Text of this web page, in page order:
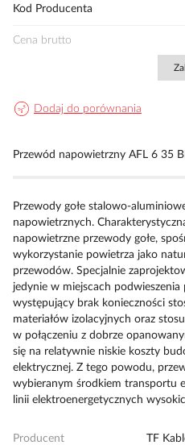
Kod Producenta
Cena brutto
Dodaj do porównania
Przewód napowietrzny AFL 6 35
Przewody gołe stalowo-
napowietrznych.
napowietrzne przewody gołe,
wykorzystanie powietrza jako
przewodów. Specjalnie
jedynie w miejscach
występujący brak konieczności
materiałów izolacyjnych oraz
w połączeniu z dobrze
się na relatywnie niskie koszty
elektrycznej. Z tego powodu,
wybieranym środkiem transportu
linii elektroenergetycznych
Producent
TF